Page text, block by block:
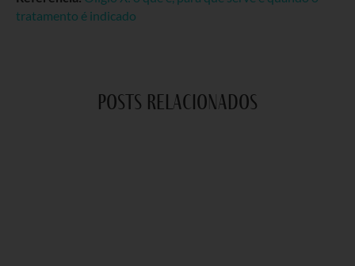
tratamento é indicado
posts relacionados